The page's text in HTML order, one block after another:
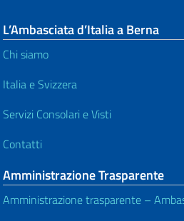
L’Ambasciata d’Italia a Berna
Chi siamo
Italia e Svizzera
Servizi Consolari e Visti
Contatti
Amministrazione Trasparente
Amministrazione trasparente –